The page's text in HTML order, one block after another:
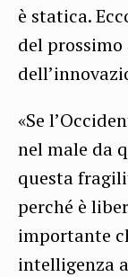
è statica.
del prossimo
«Se
nel male da
questa
perché è
importante
intelligenza